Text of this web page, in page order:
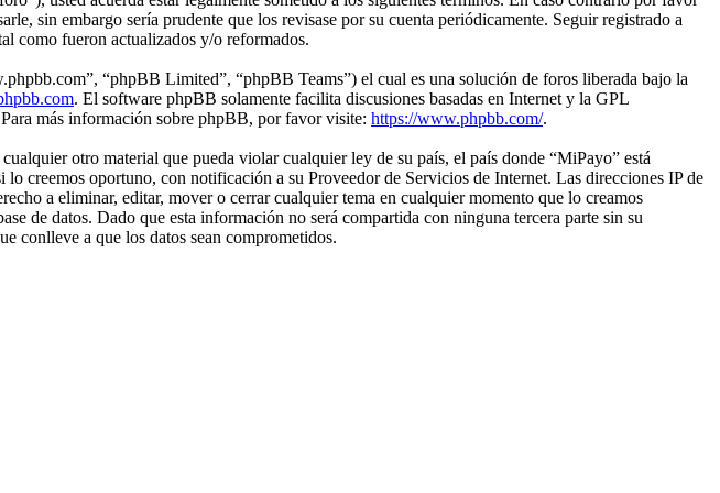
sin embargo sería prudente que los revisase por su cuenta periódicamente. Seguir registrado a
como fueron actualizados y/o reformados.
“phpBB Limited”, “phpBB Teams”) el cual es una solución de foros liberada bajo la
. El software phpBB solamente facilita discusiones basadas en Internet y la GPL
más información sobre phpBB, por favor visite: https://www.phpbb.com/.
otro material que pueda violar cualquier ley de su país, el país donde “MiPayo” está
creemos oportuno, con notificación a su Proveedor de Servicios de Internet. Las direcciones IP de
a eliminar, editar, mover o cerrar cualquier tema en cualquier momento que lo creamos
de datos. Dado que esta información no será compartida con ninguna tercera parte sin su
conlleve a que los datos sean comprometidos.